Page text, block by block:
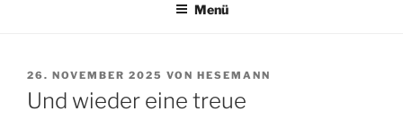
Menü
VERÖFFENTLICHT
AM
26. NOVEMBER 2025 VON HESEMANN
Und wieder eine treue